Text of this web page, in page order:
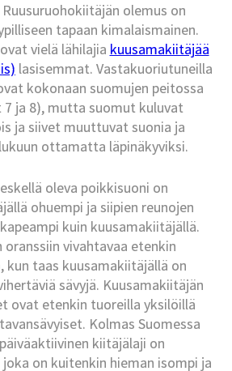
olemus on
tapaan kimalaismainen.
vielä lähilajia kuusamakiitäjää
lasisemmat. Vastakuoriutuneilla
kokonaan suomujen peitossa
7 ja 8), mutta suomut kuluvat
ja siivet muuttuvat suonia ja
ottamatta läpinäkyviksi.
oleva poikkisuoni on
ohuempi ja siipien reunojen
kuin kuusamakiitäjällä.
oranssiin vivahtavaa etenkin
kun taas kuusamakiitäjällä on
sävyjä. Kuusamakiitäjän
ovat etenkin tuoreilla yksilöillä
Kolmas Suomessa
kiitäjälaji on
on kuitenkin hieman isompi ja